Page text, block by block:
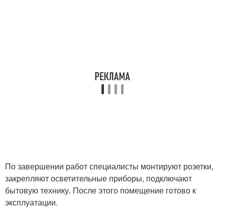
По завершении работ специалисты монтируют розетки,
закрепляют осветительные приборы, подключают
бытовую технику. После этого помещение готово к
эксплуатации.